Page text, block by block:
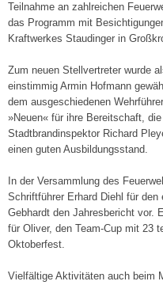
a
n
u
2
0
1
8
Teilnahme an zahlreichen
das Programm mit
Kraftwerkes Staudinger in
Zum neuen Stellvertreter wurde
einstimmig Armin Hofmann
dem ausgeschiedenen
»Neuen« für ihre Bereitschaft,
Stadtbrandinspektor Richard
einen guten Ausbildungsstand.
In der Versammlung des
Schriftführer Erhard Diehl für
Gebhardt den Jahresbericht vor.
für Oliver, den Team-Cup mit 23
Oktoberfest.
Vielfältige Aktivitäten auch beim